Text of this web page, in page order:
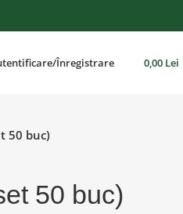
Înregistrare 0,00 Lei
50 buc)
50 buc)